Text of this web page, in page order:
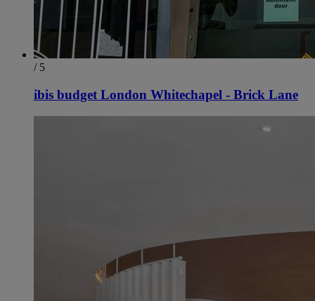
/ 5
ibis budget London Whitechapel - Brick Lane